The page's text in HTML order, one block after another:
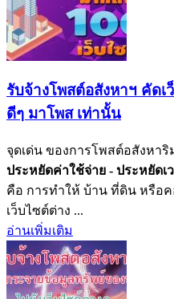
รับจ้างโพสต์อสังหาฯ คัด
ดีๆ มาโพส เท่านั้น
จุดเด่น ของการโพสต์อสังหา
ประหยัดค่าใช้จ่าย - ประหยัดเ
คือ การทำให้ บ้าน ที่ดิน หรือ
เว็บไซต์ต่าง ...
อ่านเพิ่มเติม